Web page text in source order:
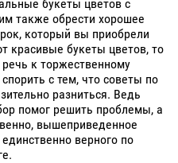
букеты цветов с
также обрести хорошее
который вы приобрели
красивые букеты цветов, то
к торжественному
с тем, что советы по
разниться. Ведь
помог решить проблемы, а
вышеприведенное
верного по